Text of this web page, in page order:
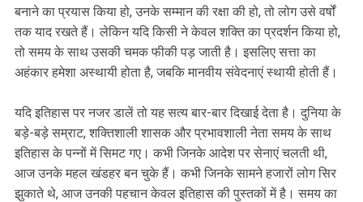
बनाने का प्रयास किया हो, उनके सम्मान की रक्षा की हो, तो लोग उसे वर्षों
तक याद रखते हैं। लेकिन यदि किसी ने केवल शक्ति का प्रदर्शन किया हो,
तो समय के साथ उसकी चमक फीकी पड़ जाती है। इसलिए सत्ता का
अहंकार हमेशा अस्थायी होता है, जबकि मानवीय संवेदनाएं स्थायी होती हैं।
यदि इतिहास पर नजर डालें तो यह सत्य बार-बार दिखाई देता है। दुनिया के
बड़े-बड़े सम्राट, शक्तिशाली शासक और प्रभावशाली नेता समय के साथ
इतिहास के पन्नों में सिमट गए। कभी जिनके आदेश पर सेनाएं चलती थी,
आज उनके महल खंडहर बन चुके हैं। कभी जिनके सामने हजारों लोग सिर
झुकाते थे, आज उनकी पहचान केवल इतिहास की पुस्तकों में है। समय का